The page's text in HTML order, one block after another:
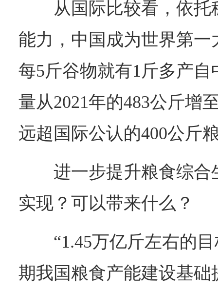
从国际比较看，依
能力，中国成为世界第
每5斤谷物就有1斤多产
量从2021年的483公斤增
远超国际公认的400公斤
进一步提升粮食综
实现？可以带来什么？
“1.45万亿斤左右的
期我国粮食产能建设基